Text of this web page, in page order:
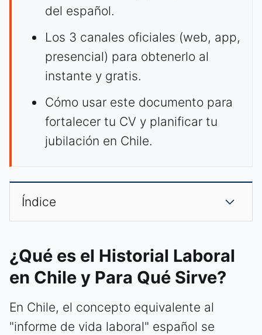
del español.
Los 3 canales oficiales (web, app,
presencial) para obtenerlo al
instante y gratis.
Cómo usar este documento para
fortalecer tu CV y planificar tu
jubilación en Chile.
Índice
¿Qué es el Historial Laboral
en Chile y Para Qué Sirve?
En Chile, el concepto equivalente al
"informe de vida laboral" español se